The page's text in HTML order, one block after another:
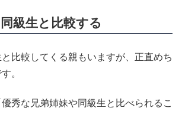
級生と比較する
比較してくる親もいますが、正直めち
。
秀な兄弟姉妹や同級生と比べられるこ